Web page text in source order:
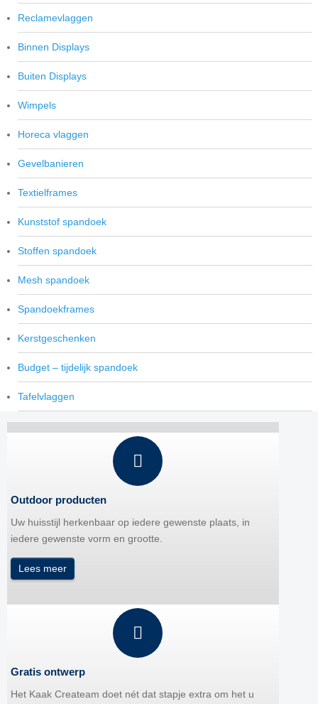
Reclamevlaggen
Binnen Displays
Buiten Displays
Wimpels
Horeca vlaggen
Gevelbanieren
Textielframes
Kunststof spandoek
Stoffen spandoek
Mesh spandoek
Spandoekframes
Kerstgeschenken
Budget – tijdelijk spandoek
Tafelvlaggen
Outdoor producten
Uw huisstijl herkenbaar op iedere gewenste plaats, in
iedere gewenste vorm en grootte.
Lees meer
Gratis ontwerp
Het Kaak Createam doet nét dat stapje extra om het u